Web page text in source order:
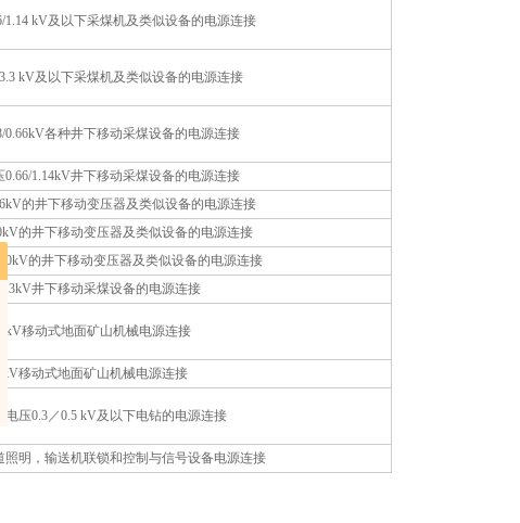
1.14 kV及以下采煤机及类似设备的电源连接
kV及以下采煤机及类似设备的电源连接
0.66kV各种井下移动采煤设备的电源连接
0.66/1.14kV井下移动采煤设备的电源连接
的井下移动变压器及类似设备的电源连接
的井下移动变压器及类似设备的电源连接
10kV的井下移动变压器及类似设备的电源连接
3.3kV井下移动采煤设备的电源连接
6kV移动式地面矿山机械电源连接
移动式地面矿山机械电源连接
电压0.3／0.5 kV及以下电钻的电源连接
照明，输送机联锁和控制与信号设备电源连接